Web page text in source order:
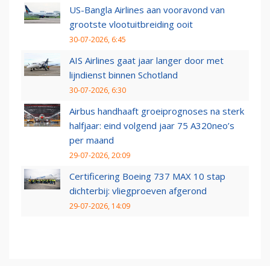
US-Bangla Airlines aan vooravond van
grootste vlootuitbreiding ooit
30-07-2026, 6:45
AIS Airlines gaat jaar langer door met
lijndienst binnen Schotland
30-07-2026, 6:30
Airbus handhaaft groeiprognoses na sterk
halfjaar: eind volgend jaar 75 A320neo’s
per maand
29-07-2026, 20:09
Certificering Boeing 737 MAX 10 stap
dichterbij: vliegproeven afgerond
29-07-2026, 14:09